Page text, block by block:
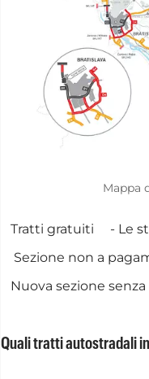
Mappa
Tratti gratuiti - Le
Sezione non a
Nuova sezione
Quali tratti autostradali